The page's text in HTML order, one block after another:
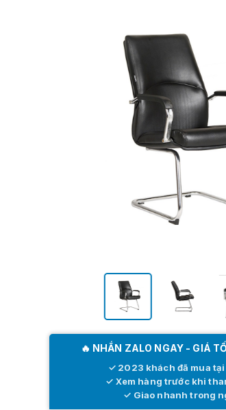
🔥 NHẮN ZALO NGAY - GIÁ
✓ 2023 khách đã mua tại
✓ Xem hàng trước khi
✓ Giao nhanh trong